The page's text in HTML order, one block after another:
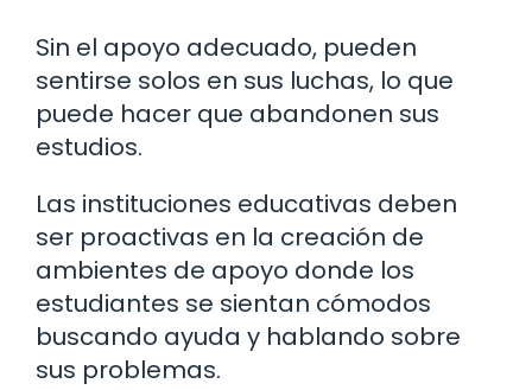
Sin el apoyo adecuado, pueden
sentirse solos en sus luchas, lo que
puede hacer que abandonen sus
estudios.
Las instituciones educativas deben
ser proactivas en la creación de
ambientes de apoyo donde los
estudiantes se sientan cómodos
buscando ayuda y hablando sobre
sus problemas.